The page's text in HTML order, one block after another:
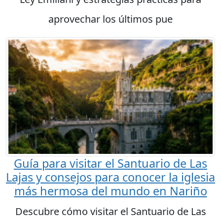
aprovechar los últimos pue
Guía para visitar el Santuario de Las
Lajas y consejos para conocer la iglesia
más hermosa del mundo en Nariño
Descubre cómo visitar el Santuario de Las